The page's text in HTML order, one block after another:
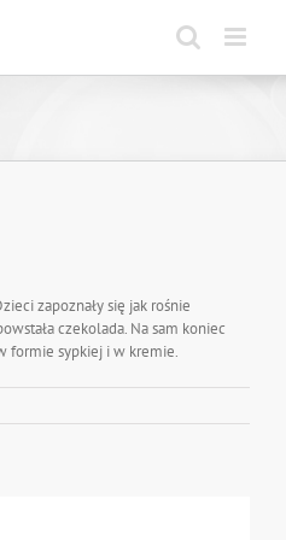
zapoznały się jak rośnie
czekolada. Na sam koniec
formie sypkiej i w kremie.